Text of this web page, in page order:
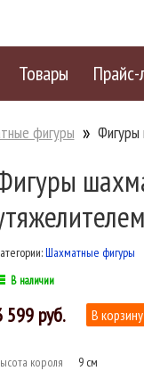
Товары Прайс-
фигуры
Шахматные фигуры
В наличии
599
короля
9 см